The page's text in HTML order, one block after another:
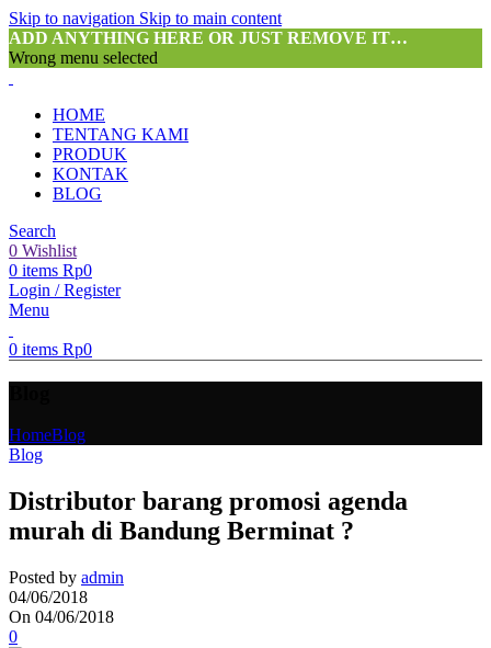
Skip to navigation Skip to main content
ADD ANYTHING HERE OR JUST REMOVE IT…
Wrong menu selected
HOME
TENTANG KAMI
PRODUK
KONTAK
BLOG
Search
0 Wishlist
0 items Rp0
Login / Register
Menu
0 items Rp0
HomeBlog
Blog
Distributor barang promosi agenda
murah di Bandung Berminat ?
Posted by admin
04/06/2018
On 04/06/2018
0